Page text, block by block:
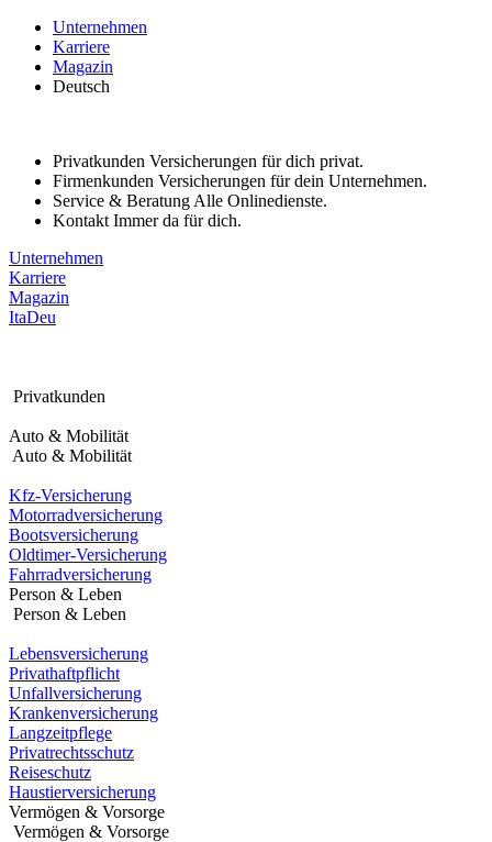
beachten
Diese
Website
Unternehmen
Karriere
Magazin
Deutsch
Privatkunden Versicherungen für dich privat.
Firmenkunden Versicherungen für dein Unternehmen.
Service & Beratung Alle Onlinedienste.
Kontakt Immer da für dich.
Unternehmen
Karriere
Magazin
ItaDeu
Privatkunden
Auto & Mobilität
Auto & Mobilität
Kfz-Versicherung
Motorradversicherung
Bootsversicherung
Oldtimer-Versicherung
Fahrradversicherung
Person & Leben
Person & Leben
Lebensversicherung
Privathaftpflicht
Unfallversicherung
Krankenversicherung
Langzeitpflege
Privatrechtsschutz
Reiseschutz
Haustierversicherung
Vermögen & Vorsorge
Vermögen & Vorsorge